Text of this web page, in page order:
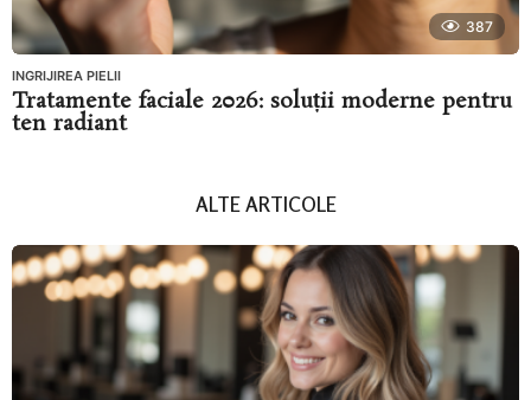
387
INGRIJIREA PIELII
Tratamente faciale 2026: soluții moderne pentru
ten radiant
ALTE ARTICOLE